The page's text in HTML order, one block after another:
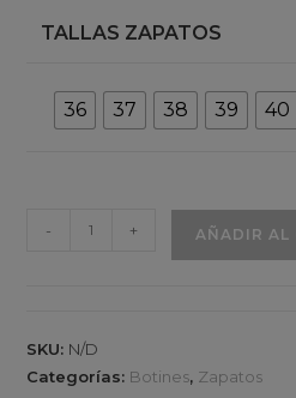
TALLAS ZAPATOS
36 37 38 39 40
Salón
de
- + AÑADIR AL
SKU: N/D
Categorías: Botines, Zapatos